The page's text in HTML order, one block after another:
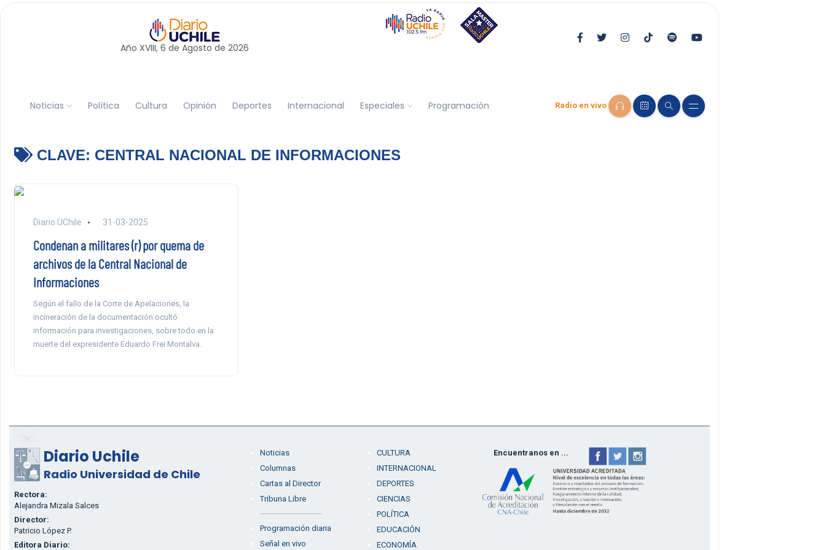
Año XVIII, 6 de Agosto de 2026
Noticias Política Cultura Opinión Deportes Internacional Especiales Programación Radio en vivo
CLAVE: CENTRAL NACIONAL DE INFORMACIONES
Diario UChile 31-03-2025
Condenan a militares (r) por quema de
archivos de la Central Nacional de
Informaciones
Según el fallo de la Corte de Apelaciones, la
incineración de la documentación ocultó
información para investigaciones, sobre todo en la
muerte del expresidente Eduardo Frei Montalva.
Diario Uchile
Radio Universidad de Chile
Rectora:
Alejandra Mizala Salces
Director:
Patricio López P.
Editora Diario:
Noticias
Columnas
Cartas al Director
Tribuna Libre
Programación diaria
Señal en vivo
CULTURA
INTERNACIONAL
DEPORTES
CIENCIAS
POLÍTICA
EDUCACIÓN
ECONOMÍA
Encuentranos en ...